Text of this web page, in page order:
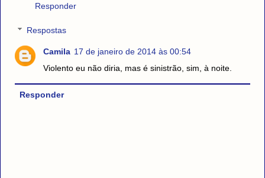
Responder
Respostas
Camila 17 de janeiro de 2014 às 00:54
Violento eu não diria, mas é sinistrão, sim, à noite.
Responder